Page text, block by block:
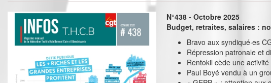
N°438 - Octobre 2025
Budget, retraites, salaires :
Bravo aux syndiqué·es
Répression patronale et
Rentokil cède une
Paul Boyé vendu à un